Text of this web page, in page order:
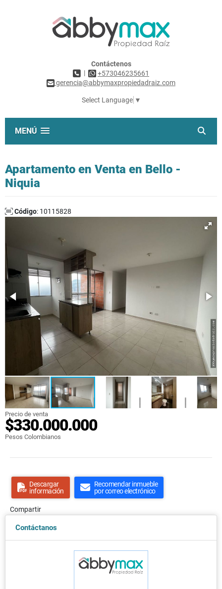
Contáctenos
|
+573046235661
gerencia@abbymaxpropiedadraiz.com
Select Language ▼
MENÚ
Apartamento en Venta en Bello -
Niquia
Código: 10115828
Precio de venta
$330.000.000
Pesos Colombianos
Descargar
información
Recomendar inmueble
por correo electrónico
Compartir
Contáctanos